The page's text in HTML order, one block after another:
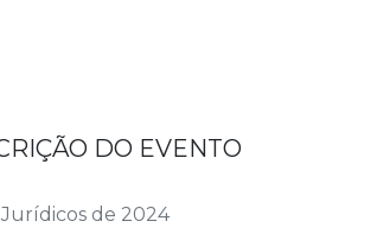
DO EVENTO
de 2024